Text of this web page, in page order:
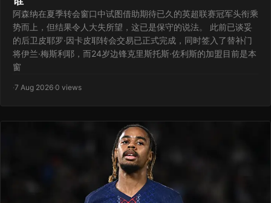
阿森纳在夏季转会窗口中试图借助期待已久的英超联赛冠军头衔乘
势而上，但结果令人大失所望，这已是保守的说法。 此前已谈妥
的后卫皮耶罗·因卡皮耶转会交易已正式完成，同时签入了替补门
将伊兰·梅斯利耶，而24岁边锋克里斯托斯·佐利斯的加盟目前是本
窗
·7 Aug 2026·0 views